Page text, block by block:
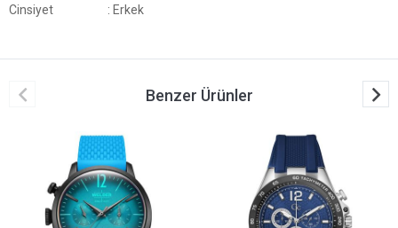
Cinsiyet
: Erkek
Benzer Ürünler